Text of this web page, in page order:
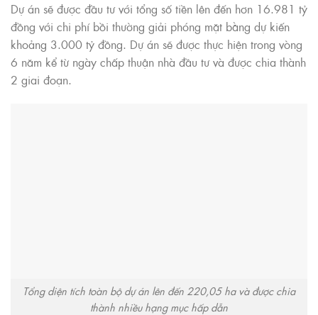
Dự án sẽ được đầu tư với tổng số tiền lên đến hơn 16.981 tỷ
đồng với chi phí bồi thường giải phóng mặt bằng dự kiến
khoảng 3.000 tỷ đồng. Dự án sẽ được thực hiện trong vòng
6 năm kể từ ngày chấp thuận nhà đầu tư và được chia thành
2 giai đoạn.
Tổng diện tích toàn bộ dự án lên đến 220,05 ha và được chia
thành nhiều hạng mục hấp dẫn